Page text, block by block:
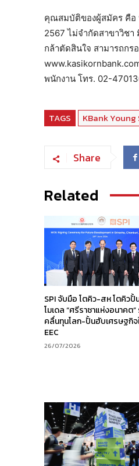
คุณสมบัติของผู้สมัคร คือ
2567 ไม่จำกัดสาขาวิชา
กล้าตัดสินใจ สามารถก
พนักงาน โทร. 02-
TAGS KBank
Share
Related
SPI จับมือ โตคิว-สห โตคิวปั้
โมเดล “ศรีราชาแห่งอนาคต”
คลื่นทุนโลก-ปั้นฮับเศรษฐกิจ
EEC
26/07/2026